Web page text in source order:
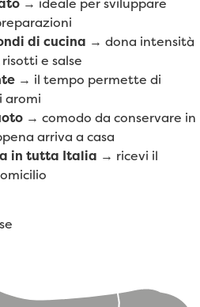
→ ideale per sviluppare
di cucina → dona intensità
e salse
→ il tempo permette di
aromi
→ comodo da conservare in
arriva a casa
in tutta Italia → ricevi il